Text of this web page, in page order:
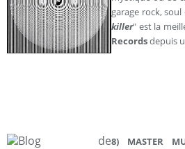
garage rock,
killer" est la
Recordsdepuis
8) MASTER